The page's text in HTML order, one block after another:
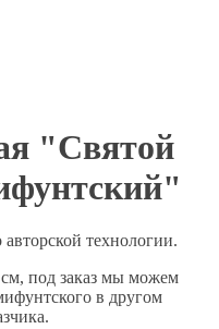
"Святой
технологии.
под заказ мы можем
в другом